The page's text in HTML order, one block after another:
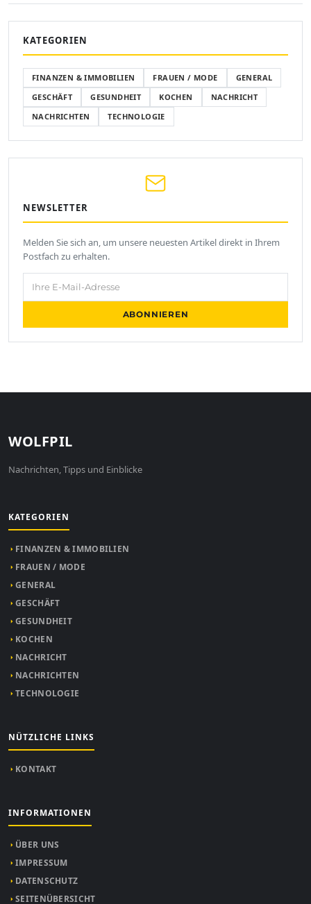
KATEGORIEN
FINANZEN & IMMOBILIEN FRAUEN / MODE
GENERAL
GESCHÄFT
GESUNDHEIT KOCHEN
NACHRICHT
NACHRICHTEN
TECHNOLOGIE
NEWSLETTER
Melden Sie sich an, um unsere neuesten Artikel direkt in Ihrem
Postfach zu erhalten.
Ihre E-Mail-Adresse
ABONNIEREN
WOLFPIL
Nachrichten, Tipps und Einblicke
KATEGORIEN
FINANZEN & IMMOBILIEN
FRAUEN / MODE
GENERAL
GESCHÄFT
GESUNDHEIT
KOCHEN
NACHRICHT
NACHRICHTEN
TECHNOLOGIE
NÜTZLICHE LINKS
KONTAKT
INFORMATIONEN
ÜBER UNS
IMPRESSUM
DATENSCHUTZ
SEITENÜBERSICHT